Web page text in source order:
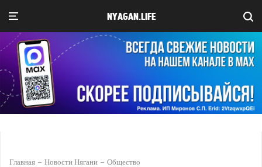
NYAGAN.LIFE
Главная Новости Нягани Общество